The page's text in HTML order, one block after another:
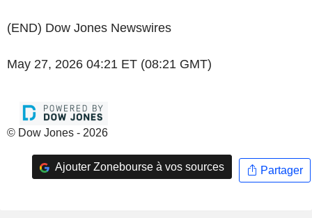
(END) Dow Jones Newswires
May 27, 2026 04:21 ET (08:21 GMT)
© Dow Jones - 2026
Ajouter Zonebourse à vos sources Partager